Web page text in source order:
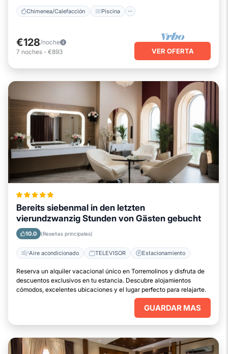
Chimenea/Calefacción Piscina
€128/noche
7 noches - €893 VER OFERTA
Bereits siebenmal in den letzten
vierundzwanzig Stunden von Gästen gebucht
10.0 (Reseñas principales)
Aire acondicionado TELEVISOR Estacionamiento
Reserva un alquiler vacacional único en Torremolinos y disfruta de
descuentos exclusivos en tu estancia. Descubre alojamientos
cómodos, excelentes ubicaciones y el lugar perfecto para relajarte.
GUARDAR MAS